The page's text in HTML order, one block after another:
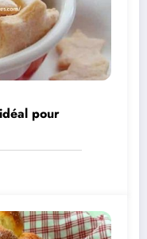
pour